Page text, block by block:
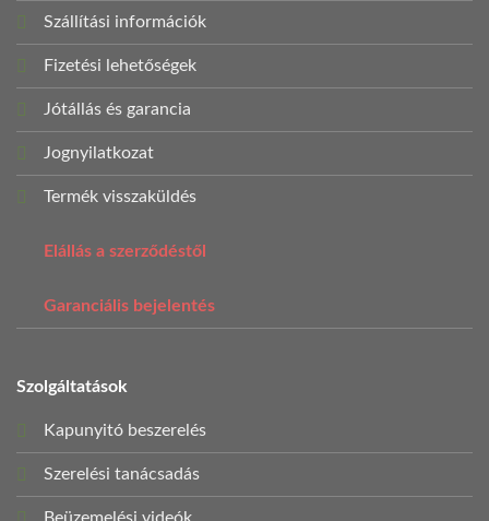
Szállítási információk
Fizetési lehetőségek
Jótállás és garancia
Jognyilatkozat
Termék visszaküldés
Elállás a szerződéstől
Garanciális bejelentés
Szolgáltatások
Kapunyitó beszerelés
Szerelési tanácsadás
Beüzemelési videók